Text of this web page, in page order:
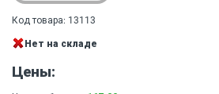
Код товара: 13113
Нет на складе
Цены: